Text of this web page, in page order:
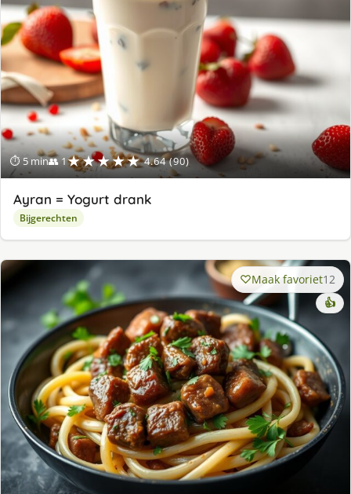
⏱ 5 min👥 1★★★★★ 4.64 (90)
Ayran = Yogurt drank
Bijgerechten
Maak favoriet12
👍